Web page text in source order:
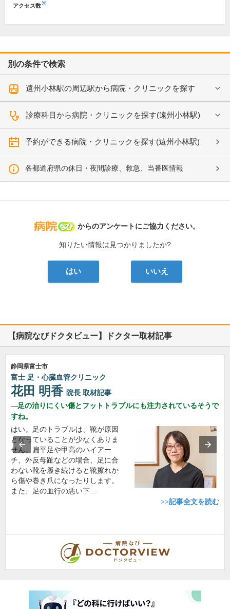
アクセス数※
別の条件で検索
遠州小林駅の周辺駅から病院・クリニックを探す
診療科目から病院・クリニックを探す(遠州小林駅)
予約ができる病院・クリニックを探す(遠州小林駅)
各都道府県の休日・夜間診療、救急、当番医情報
病院なび
からのアンケートにご協力ください。
知りたい情報は見つかりましたか?
はい いいえ
【病院なびドクタビュー】ドクター取材記事
静岡県富士市
富士 足・心臓血管クリニック
花田 明香 院長 取材記事
足の治りにくい傷とフットトラブルにも注力されているそうで
すね。
はい。足のトラブルは、靴が原因
となっていることが少なくありま
せん。扁平足や甲高のハイアー
チ、外反母趾などの場合、足に合
わない靴を履き続けると靴擦れか
ら傷や巻き爪になったりします。
また、足の血行の悪い下…
>>記事全文を読む